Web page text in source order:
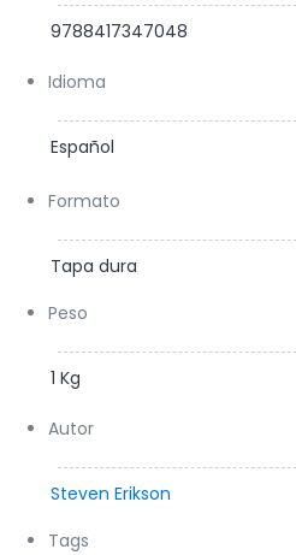
9788417347048
Idioma
Español
Formato
Tapa dura
Peso
1 Kg
Autor
Steven Erikson
Tags